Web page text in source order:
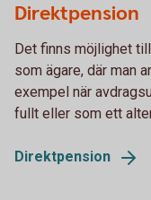
Direktpension
Det finns möjlighet
som ägare, där man
exempel när
fullt eller som ett
Direktpension